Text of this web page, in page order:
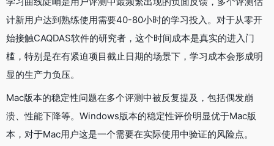
计新用户达到熟练使用需要40-80小时的学习投入。对于从零开
始接触CAQDAS软件的研究者，这个时间成本是真实的进入门
槛，特别是在有紧迫项目截止日期的场景下，学习成本会形成明
显的生产力负压。
Mac版本的稳定性问题在多个评测中被反复提及，包括偶发崩
溃、性能下降等。Windows版本的稳定性评价明显优于Mac版
本，对于Mac用户这是一个需要在实际使用中验证的风险点。